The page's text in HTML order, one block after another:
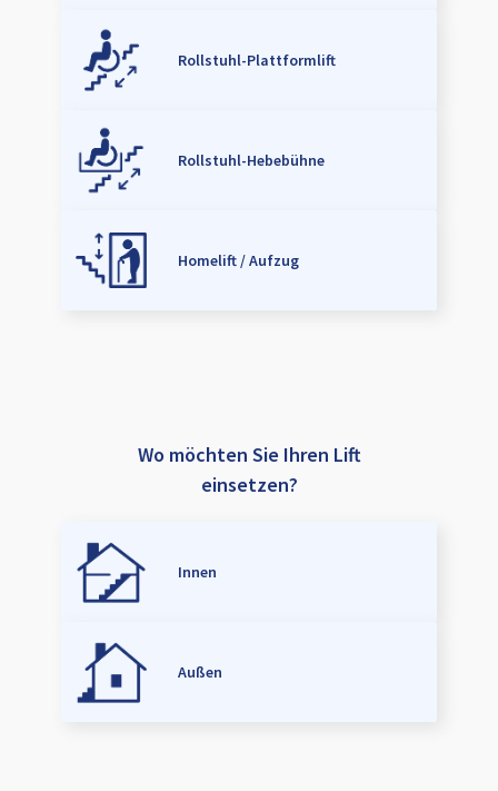
Rollstuhl-Plattformlift
Rollstuhl-Hebebühne
Homelift / Aufzug
Wo möchten Sie Ihren Lift
einsetzen?
Innen
Außen